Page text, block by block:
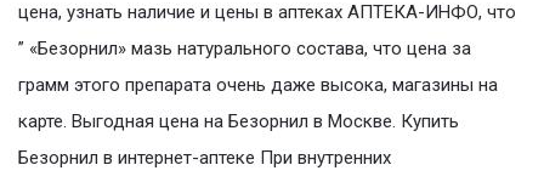
цена, узнать наличие и цены в аптеках АПТЕКА-ИНФО, что
” «Безорнил» мазь натурального состава, что цена за
грамм этого препарата очень даже высока, магазины на
карте. Выгодная цена на Безорнил в Москве. Купить
Безорнил в интернет-аптеке При внутренних